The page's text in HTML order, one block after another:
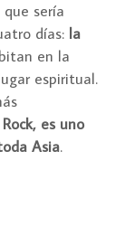
sería
días: la
en la
espiritual.
es uno
Asia.